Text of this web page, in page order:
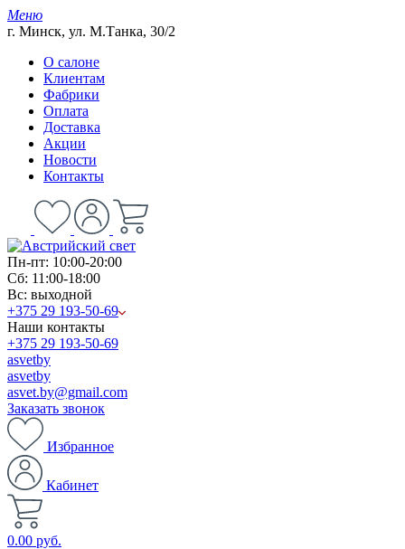
Меню
г. Минск, ул. М.Танка, 30/2
О салоне
Клиентам
Фабрики
Оплата
Доставка
Акции
Новости
Контакты
Пн-пт: 10:00-20:00
Сб: 11:00-18:00
Вс: выходной
+375 29 193-50-69
Наши контакты
+375 29 193-50-69
asvetby
asvetby
asvet.by@gmail.com
Заказать звонок
Избранное
Кабинет
0.00 руб.